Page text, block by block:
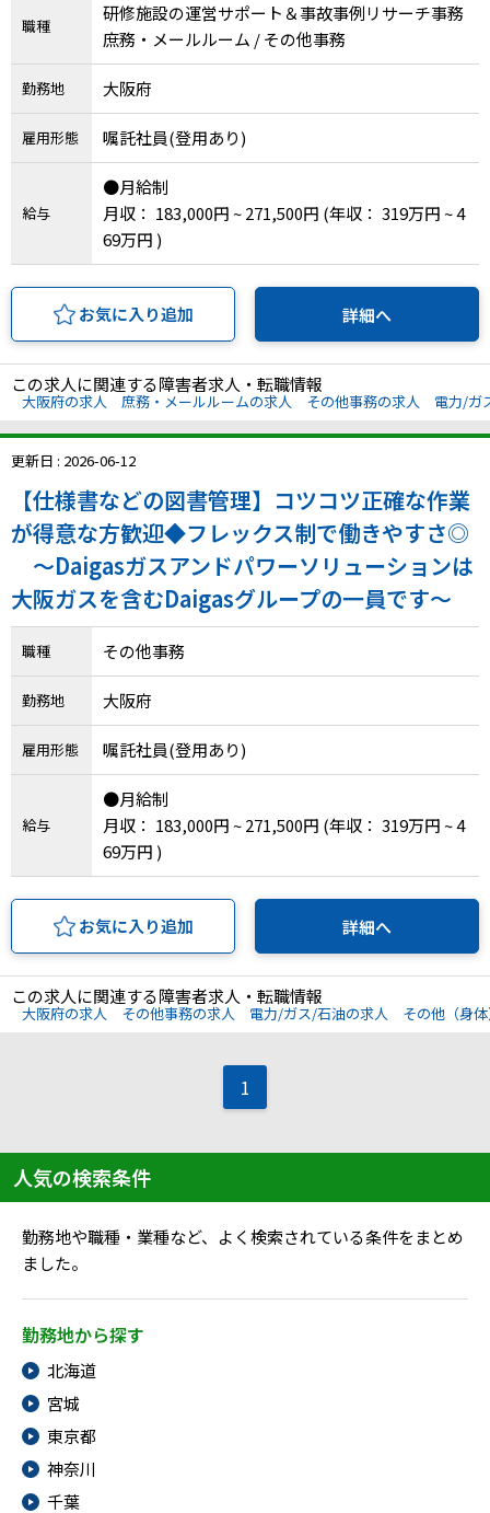
職種
研修施設の運営サポート＆事故事例リサーチ事務
庶務・メールルーム / その他事務
勤務地 大阪府
雇用形態 嘱託社員(登用あり)
給与
●月給制
月収： 183,000円 ~ 271,500円 (年収： 319万円 ~ 4
69万円 )
お気に入り追加 詳細へ
この求人に関連する障害者求人・転職情報
大阪府の求人 庶務・メールルームの求人 その他事務の求人 電力/ガ
更新日 : 2026-06-12
【仕様書などの図書管理】コツコツ正確な作業
が得意な方歓迎◆フレックス制で働きやすさ◎
～Daigasガスアンドパワーソリューションは
大阪ガスを含むDaigasグループの一員です～
職種 その他事務
勤務地 大阪府
雇用形態 嘱託社員(登用あり)
給与
●月給制
月収： 183,000円 ~ 271,500円 (年収： 319万円 ~ 4
69万円 )
お気に入り追加 詳細へ
この求人に関連する障害者求人・転職情報
大阪府の求人 その他事務の求人 電力/ガス/石油の求人 その他（身
1
人気の検索条件
勤務地や職種・業種など、よく検索されている条件をまとめ
ました。
勤務地から探す
北海道
宮城
東京都
神奈川
千葉
就労移行支援サービス
障害別専門支援の就労移行支援サービス
しいたけ生産で実現する
新しい障害者雇用支援サービス
法人向けページ
メニューを閉じる
メニューを閉じる